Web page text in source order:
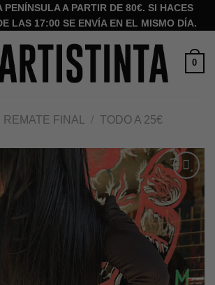
PENÍNSULA A PARTIR DE 80€. SI HACES
LAS 17:00 SE ENVÍA EN EL MISMO DÍA.
0
REMATE FINAL / TODO A 25€
Añadir
a la
lista de
deseos